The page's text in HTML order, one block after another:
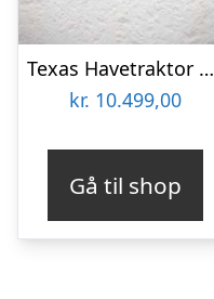
Texas Havetraktor Rider 6110ESâ
kr. 10.499,00
Gå til shop